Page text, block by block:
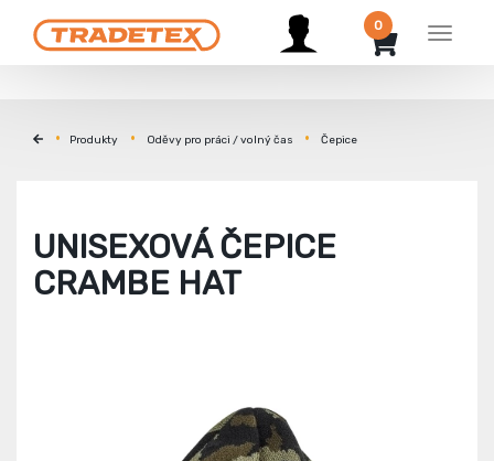
Menu
0
Produkty Oděvy pro práci / volný čas Čepice
UNISEXOVÁ ČEPICE
CRAMBE HAT